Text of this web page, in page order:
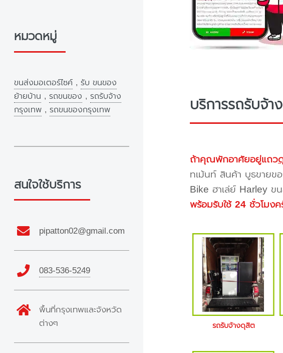
บริการรถรับจ้า
ถ้าคุณพักอาศัยอยู่แถว
ทเม้นท์ สินค้า บูธขายข
Bike ฮาเล่ย์ Harley ข
พร้อมรับใช้ 24 ชั่วโมง
รถรับจ้างดุสิต
หมวดหมู่
ขนส่งมอเตอร์ไซค์ , รับ ขนของ
ย้ายบ้าน , รถขนของ , รถรับจ้าง
กรุงเทพ , รถขนของกรุงเทพ
สนใจใช้บริการ
pipatton02@gmail.com
083-536-5249
พื้นที่กรุงเทพและจังหวัด
ต่างๆ